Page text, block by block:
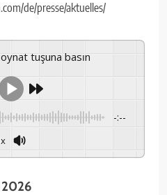
de/presse/aktuelles/
tuşuna basın
-:--
2026